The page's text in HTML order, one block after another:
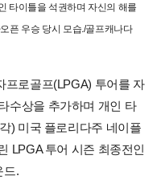
타이틀을 석권하며 자신의 해를
픈 우승 당시 모습./골프캐나다
프로골프(LPGA) 투어를 자
수상을 추가하며 개인 타
) 미국 플로리다주 네이플
LPGA 투어 시즌 최종전인
드.